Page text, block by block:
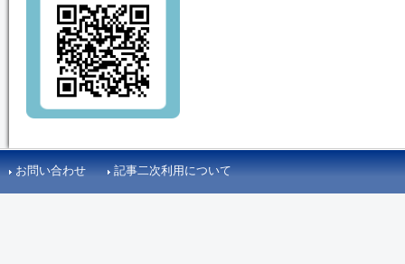
お問い合わせ 記事二次利用について